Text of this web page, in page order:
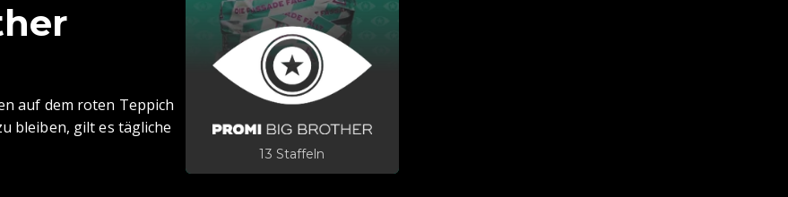
13 Staffeln
auf dem roten Teppich
bleiben, gilt es tägliche